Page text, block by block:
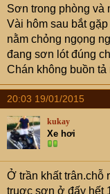
Sơn trong phòng và
Vài hôm sau bắt
nằm chỏng ngọng
đang sơn lót đúng
Chán không buồn tả
20:03 19/01/2015
kukay
Xe hơi
Ở trần khất trân.chỗ
truơc sơn ở đấy hết